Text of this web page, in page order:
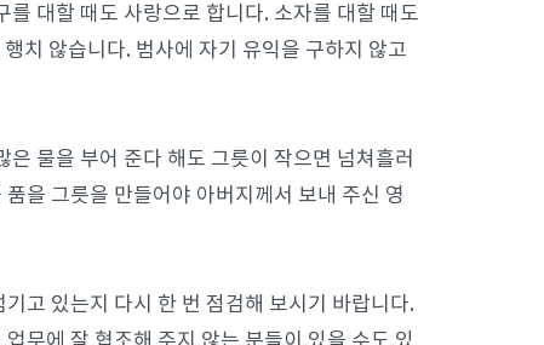
대할 때도 사랑으로 합니다. 소자를 대할 때도
치 않습니다. 범사에 자기 유익을 구하지 않고
물을 부어 준다 해도 그릇이 작으면 넘쳐흘러
을 그릇을 만들어야 아버지께서 보내 주신 영
고 있는지 다시 한 번 점검해 보시기 바랍니다.